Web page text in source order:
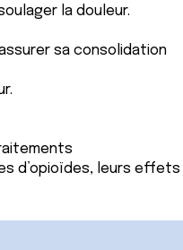
la douleur.
sa consolidation
d’opioïdes, leurs effets